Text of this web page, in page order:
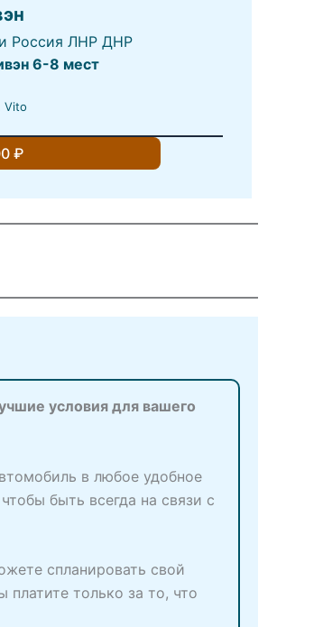
6-8 мест
Vito
₽
условия для вашего
в любое удобное
быть всегда на связи с
спланировать свой
только за то, что